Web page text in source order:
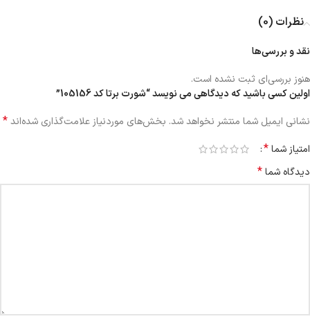
نظرات (0)
نقد و بررسی‌ها
هنوز بررسی‌ای ثبت نشده است.
اولین کسی باشید که دیدگاهی می نویسد “شورت برتا کد 105156”
نشانی ایمیل شما منتشر نخواهد شد. بخش‌های موردنیاز علامت‌گذاری شده‌اند*
امتیاز شما*
دیدگاه شما*